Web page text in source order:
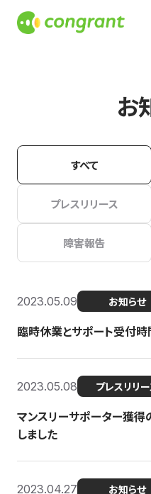
お
すべて
プレスリリース
障害報告
2023.05.09 お知らせ
臨時休業とサポート受付
2023.05.08 プレスリリ
マンスリーサポーター獲
しました
2023.04.27 お知らせ